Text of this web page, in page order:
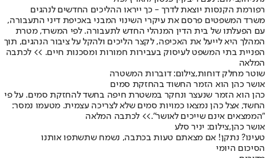
רפורמת הקנסות יוצאת לדרך - כך ייראו ההליכים החדשים לנהגים
משרד המשפטים פרסם את עיקרי השינוי המבני באכיפת דיני התעבורה,
עם הפעלתו של בית הדין המנהלי החדש לתעבורה. לפי המשרד, מטרת
המהלך היא לייעל את האכיפה, לקצר הליכים ולהקל על ציבור הנהגים, תוך
הפניית בתי המשפט לעיסוק בעבירות חמורות ומסכנות חיים. >> לכתבה
המלאה
שוטר מחלק דוחות,צילום: דוברות המשטרה
אושר כהן הוא הזמר החשוד בהחזקת סמים
כהן הוא הזמר שנעצר ונחקר במשטרת חיפה בחשד להחזקת סמים. על פי
החשד, אצל כהן נמצאו כמויות סמים שלא לצריכה עצמית. מטעמו נמסר:
"הממצאים אינם שייכים לאושר".>> לכתבה המלאה
אושר כהן,צילום: יניר סלע
טעינו? נתקן! אם מצאתם טעות בכתבה, נשמח שתשתפו אותנו
הסיכום היומי